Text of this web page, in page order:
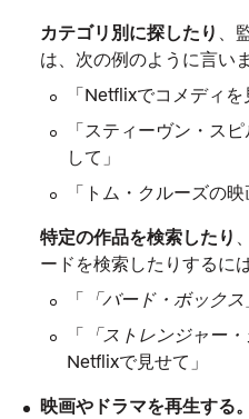
カテゴリ別に探したり
は、次の例のように言いま
「Netflixでコメディを
「スティーヴン・ス
して」
「トム・クルーズの
特定の作品を検索したり
ードを検索したりするに
「
バード・ボックス
「
ストレンジャー
Netflixで見せて」
映画やドラマを再生する。